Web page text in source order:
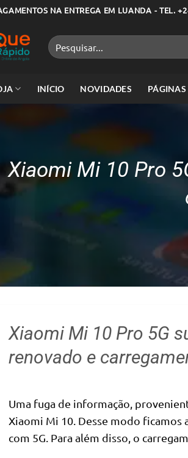
NA ENTREGA EM LUANDA - TEL.
Pesquisar
por:
INÍCIO NOVIDADES PÁGINAS
Xiaomi Mi 10 Pro
Xiaomi Mi 10 Pro 5G
renovado e
Uma fuga de informação,
Xiaomi Mi 10. Desse modo ficamos
com 5G. Para além disso, o